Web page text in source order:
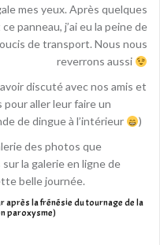
mes yeux. Après quelques
panneau, j’ai eu la peine de
de transport. Nous nous
reverrons aussi
discuté avec nos amis et
aller leur faire un
de dingue à l’intérieur
)
des photos que
la galerie en ligne de
belle journée.
après la frénésie du tournage de la
paroxysme)